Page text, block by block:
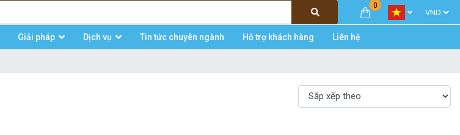
0
Giải pháp Dịch vụ Tin tức chuyên ngành Hỗ trợ khách hàng Liên hệ